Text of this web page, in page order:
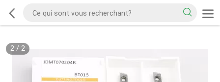
2/ 2